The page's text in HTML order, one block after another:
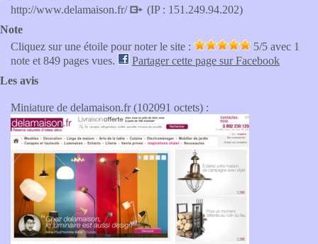
http://www.delamaison.fr/
(IP : 151.249.94.202)
Note
Cliquez sur une étoile pour noter le site :
5/5 avec 1
note et 849 pages vues.
Partager cette page sur Facebook
Les avis
Miniature de delamaison.fr (102091 octets) :